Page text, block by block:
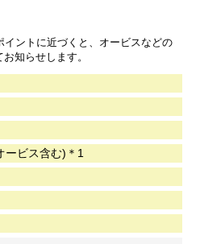
ントに近づくと、オービスなどの
知らせします。
ービス含む)＊1